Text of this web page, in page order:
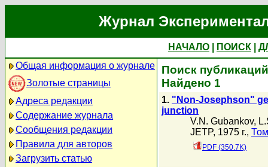
Журнал
НАЧАЛО ПОИСК
Общая информация о журнале
Золотые страницы
Адреса редакции
Содержание журнала
Сообщения редакции
Правила для авторов
Загрузить статью
Поиск
Найдено 1
1. "Non-Josephson"
junction
V.N. Gubankov,
JETP, 1975 г.,
PDF (350.7K)